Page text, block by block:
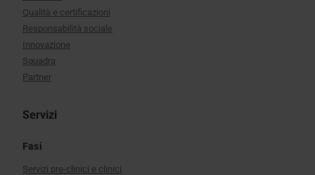
Qualità e certificazioni
Responsabilità sociale
Innovazione
Squadra
Partner
Servizi
Fasi
Servizi pre-clinici e clinici